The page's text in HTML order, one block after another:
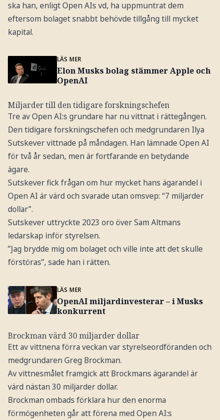
ska han, enligt Open AIs vd, ha uppmuntrat dem
eftersom bolaget snabbt behövde tillgång till mycket
kapital.
LÄS MER
Elon Musks bolag stämmer Apple och
OpenAI
Miljarder till den tidigare forskningschefen
Tre av Open AI:s grundare har nu vittnat i rättegången.
Den tidigare forskningschefen och medgrundaren Ilya
Sutskever vittnade på måndagen. Han lämnade Open AI
för två år sedan, men är fortfarande en betydande
ägare.
Sutskever fick frågan om hur mycket hans ägarandel i
Open AI är värd och svarade utan omsvep: “7 miljarder
dollar”.
Sutskever uttryckte 2023 oro över Sam Altmans
ledarskap inför styrelsen.
”Jag brydde mig om bolaget och ville inte att det skulle
förstöras”, sade han i rätten.
LÄS MER
OpenAI miljardinvesterar – i Musks
konkurrent
Brockman värd 30 miljarder dollar
Ett av vittnena förra veckan var styrelseordföranden och
medgrundaren Greg Brockman.
Av vittnesmålet framgick att Brockmans ägarandel är
värd nästan 30 miljarder dollar.
Brockman ombads förklara hur den enorma
förmögenheten går att förena med Open AI:s